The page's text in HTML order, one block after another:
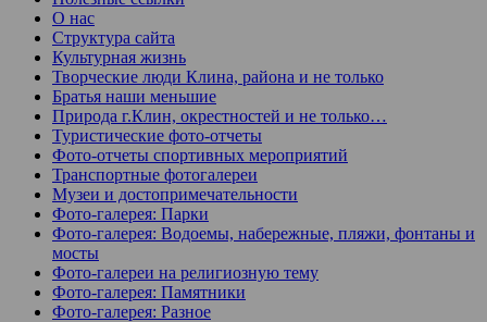
О нас
Структура сайта
Культурная жизнь
Творческие люди Клина, района и не только
Братья наши меньшие
Природа г.Клин, окрестностей и не только…
Туристические фото-отчеты
Фото-отчеты спортивных мероприятий
Транспортные фотогалереи
Музеи и достопримечательности
Фото-галерея: Парки
Фото-галерея: Водоемы, набережные, пляжи, фонтаны и
мосты
Фото-галереи на религиозную тему
Фото-галерея: Памятники
Фото-галерея: Разное